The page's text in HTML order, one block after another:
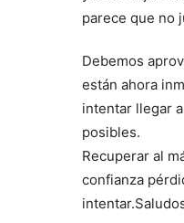
parece que no
Debemos
están ahora
intentar llegar
posibles.
Recuperar al
confianza